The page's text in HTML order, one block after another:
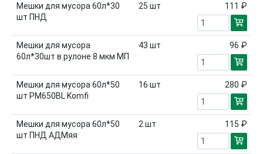
Мешки для мусора 60л*30
шт ПНД
25 шт 111 ₽
Мешки для мусора
60л*30шт в рулоне 8 мкм МП
43 шт 96 ₽
Мешки для мусора 60л*50
шт PM650BL Komfi
16 шт 280 ₽
Мешки для мусора 60л*50
шт ПНД АДМяя
2 шт 115 ₽